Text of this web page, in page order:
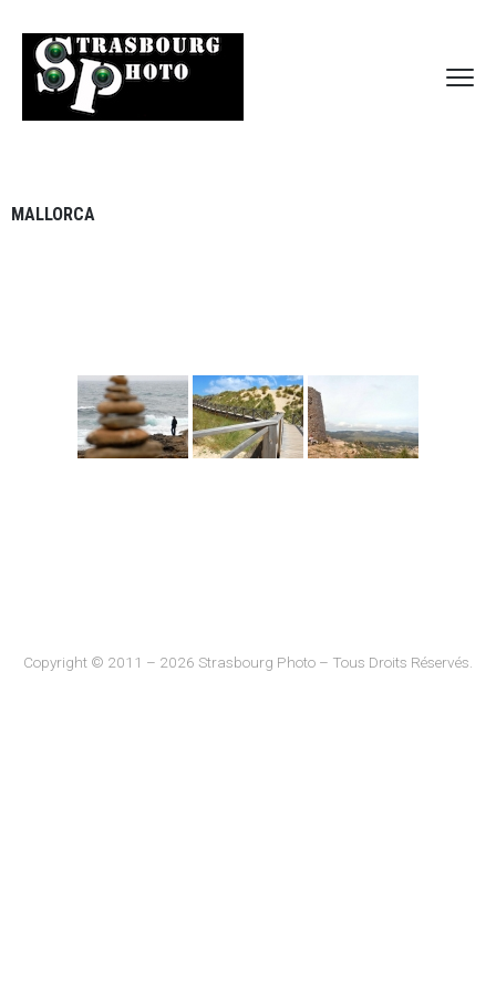
MALLORCA
Copyright © 2011 – 2026 Strasbourg Photo – Tous Droits Réservés.